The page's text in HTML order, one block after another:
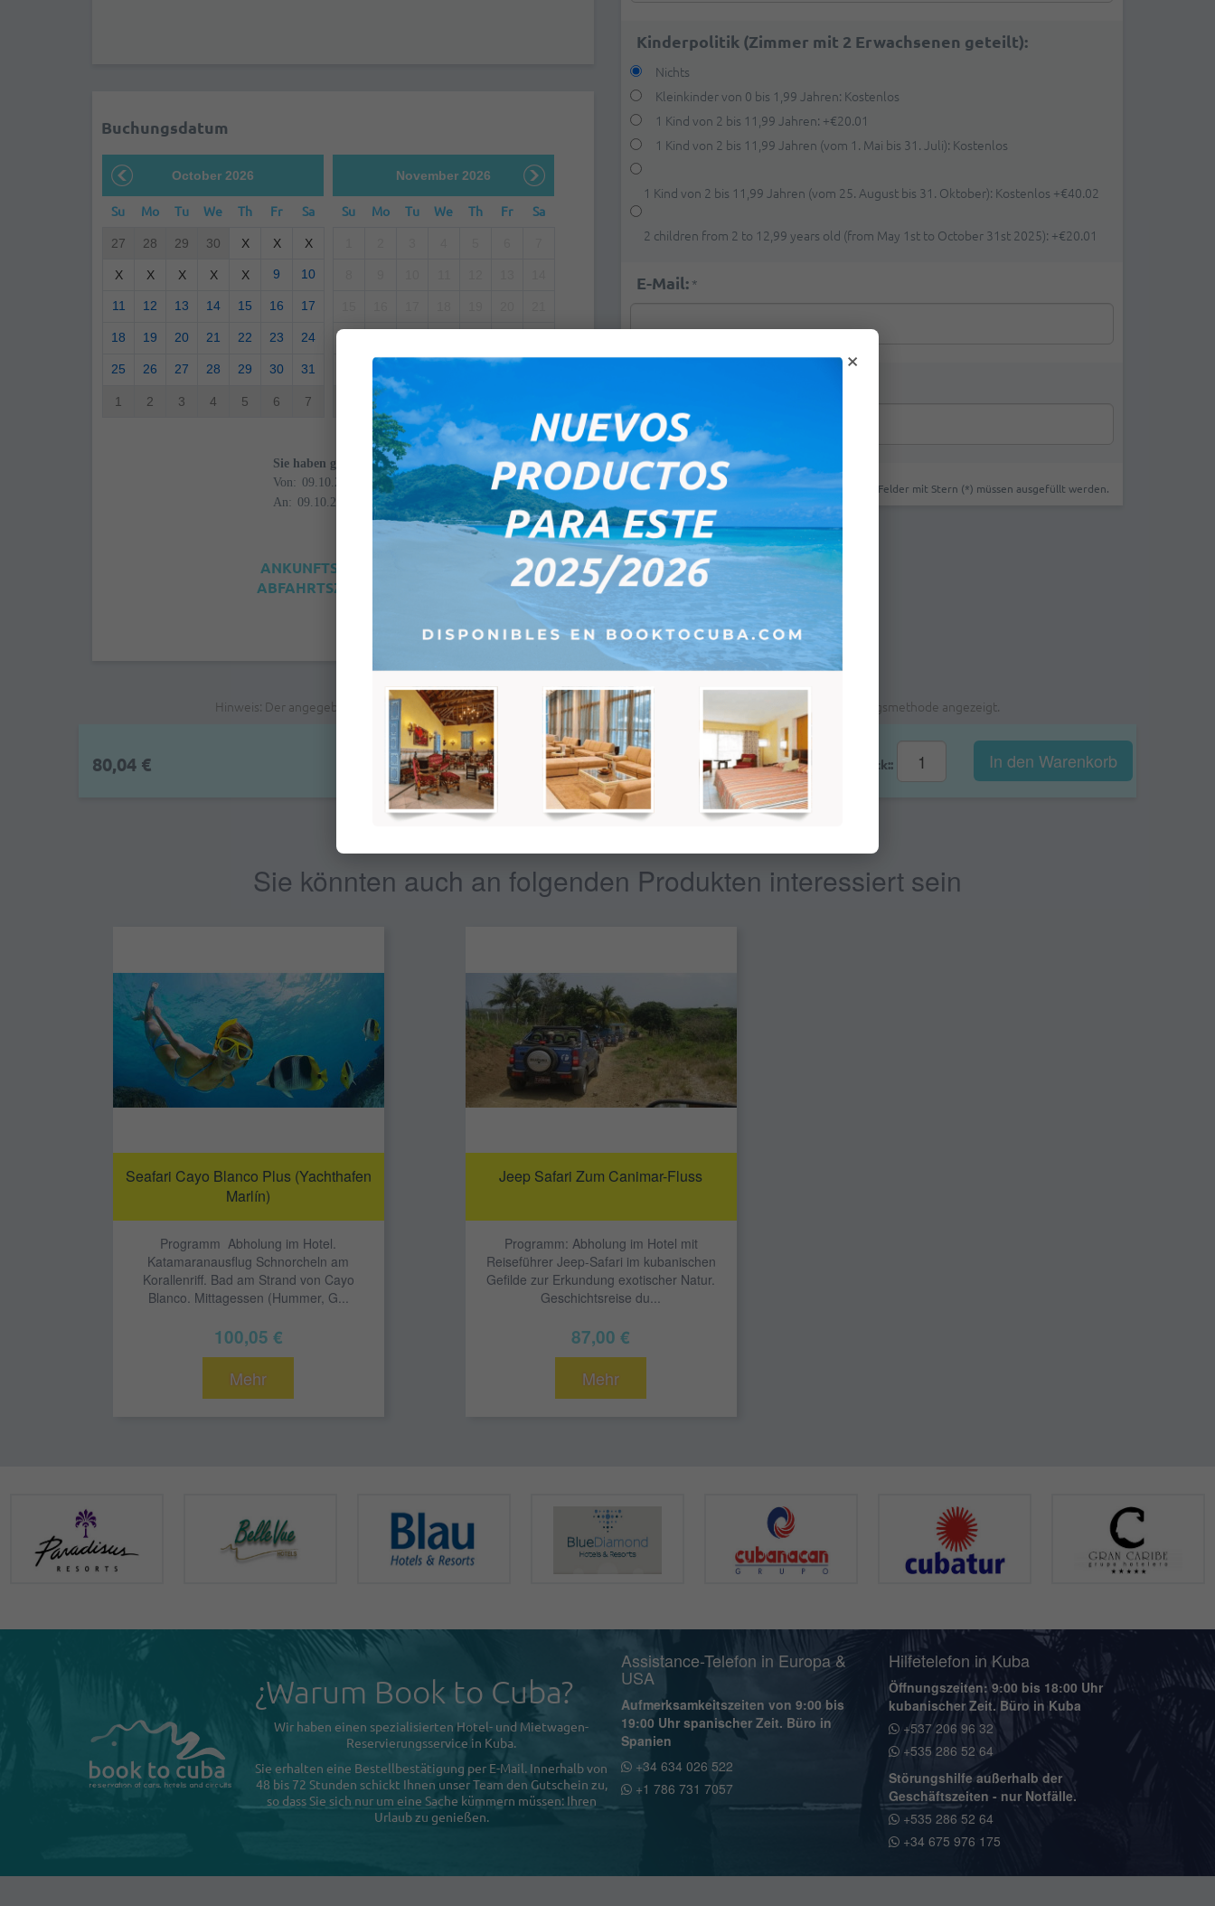
Buchungsdatum
October 2026
Su Mo Tu We Th Fr Sa
27 28 29 30 X X X
X X X X X 9 10
11 12 13 14 15 16 17
18 19 20 21 22 23 24
25 26 27 28 29 30 31
1 2 3 4 5 6 7
November 2026
Su Mo Tu We Th Fr Sa
9
Sie haben gewählt
Von:
An:
ANKUNFTSZEIT: 4:00PM
ABFAHRTSZEIT: 12:00PM
Kinderpolitik (Zimmer mit 2 Erwachsenen geteilt):
Nichts
Kleinkinder von 0 bis 1,99 Jahren: Kostenlos
1 Kind von 2 bis 11,99 Jahren: +€20.01
1 Kind von 2 bis 11,99 Jahren (vom 1. Mai bis 31. Juli): Kostenlos
1 Kind von 2 bis 11,99 Jahren (vom 25. August bis 31. Oktober): Kostenlos +€40.02
2 children from 2 to 12,99 years old (from May 1st to October 31st 2025): +€20.01
E-Mail: *
Felder mit Stern (*) müssen ausgefüllt werden.
Hinweis: Der angegebene Preis ist nicht der Endpreis. Später wird der Gesamtpreis abhängig von der gewählten Zahlungsmethode angezeigt.
80,04 € Stk:: In den Warenkorb
Sie könnten auch an folgenden Produkten interessiert sein
Seafari Cayo Blanco Plus (Yachthafen
Marlín)
Programm Abholung im Hotel.
Katamaranausflug Schnorcheln am
Korallenriff. Bad am Strand von Cayo
Blanco. Mittagessen (Hummer, G...
100,05 €
Mehr
Jeep Safari Zum Canimar-Fluss
Programm: Abholung im Hotel mit
Reiseführer Jeep-Safari im kubanischen
Gefilde zur Erkundung exotischer Natur.
Geschichtsreise du...
87,00 €
Mehr
¿Warum Book to Cuba?
Wir haben einen spezialisierten Hotel- und Mietwagen-
Reservierungsservice in Kuba.
Sie erhalten eine Bestellbestätigung per E-Mail. Innerhalb von
48 bis 72 Stunden schickt Ihnen unser Team den Gutschein zu,
so dass Sie sich nur um eine Sache kümmern müssen: Ihren
Urlaub zu genießen.
Assistance-Telefon in Europa &
USA
Aufmerksamkeitszeiten von 9:00 bis
19:00 Uhr spanischer Zeit. Büro in
Spanien
+34 634 026 522
+1 786 731 7057
Hilfetelefon in Kuba
Öffnungszeiten: 9:00 bis 18:00 Uhr
kubanischer Zeit. Büro in Kuba
+537 206 96 32
+535 286 52 64
Störungshilfe außerhalb der
Geschäftszeiten - nur Notfälle.
+535 286 52 64
+34 675 976 175
×